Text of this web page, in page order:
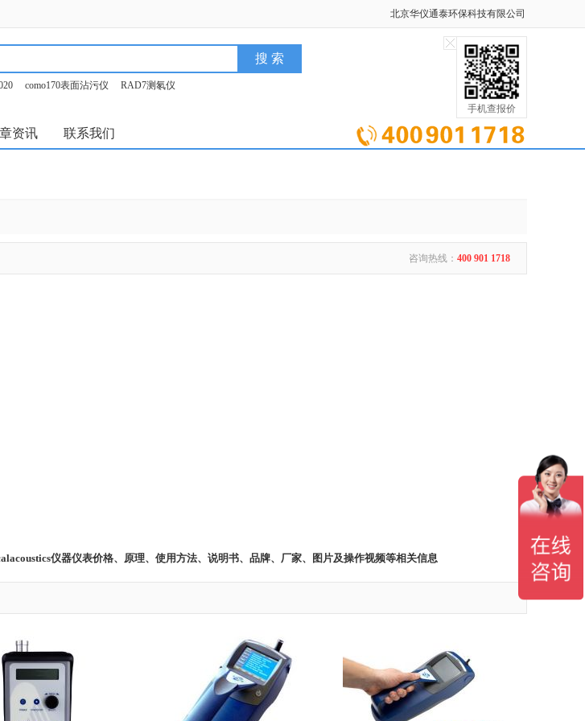
北京华仪通泰环保科技有限公司
como170表面沾污仪
RAD7测氡仪
手机查报价
资讯 联系我们
咨询热线： 400 901 1718
仪器仪表价格、原理、使用方法、说明书、品牌、厂家、图片及操作视频等相关信息